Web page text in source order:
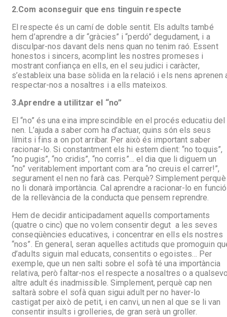
2.Com aconseguir que ens tinguin respecte
El respecte és un camí de doble sentit. Els adults també
hem d’aprendre a dir “gràcies” i “perdó” degudament, i a
disculpar-nos davant dels nens quan no tenim raó. Essent
honestos i sincers, acomplint les nostres promeses i
mostrant confiança en ells, en el seu judici i caràcter,
s’estableix una base sòlida en la relació i els nens aprenen
respectar-nos a nosaltres i a ells mateixos.
3.Aprendre a utilitzar el “no”
El “no” és una eina imprescindible en el procés educatiu del
nen. L’ajuda a saber com ha d’actuar, quins són els seus
límits i fins a on pot arribar. Per això és important saber
racionar-lo. Si constantment els hi estem dient: “no toquis”,
“no pugis”, “no cridis”, “no corris”… el dia que li diguem un
“no” veritablement important com ara “no creuis el carrer!”,
segurament el nen no farà cas. Perquè? Simplement perquè
no li donarà importància. Cal aprendre a racionar-lo en funció
de la rellevància de la conducta que pensem reprendre.
Hem de decidir anticipadament aquells comportaments
(quatre o cinc) que no volem consentir degut a les seves
conseqüències educatives, i concentrar en ells els nostres
“nos”. En general, seran aquelles actituds que promoguin
d’adults siguin mal educats, consentits o egoistes… Per
exemple, que un nen salti sobre el sofà té una importància
relativa, però faltar-nos el respecte a nosaltres o a
altre adult és inadmissible. Simplement, perquè cap nen
saltarà sobre el sofà quan sigui adult per no haver-lo
castigat per això de petit, i en canvi, un nen al que se li van
consentir insults i grolleries, de gran serà un groller.